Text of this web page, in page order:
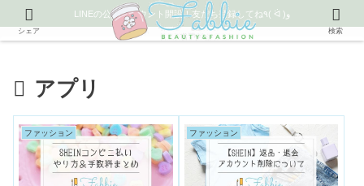
LINEの公式アカウント開設！友だち登録してね٩( ᐛ )و
アプリ
ファッション ファッション
シェア 検索